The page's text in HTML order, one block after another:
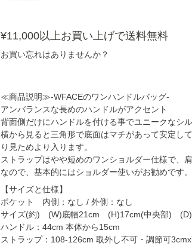
¥11,000以上お買い上げで送料無料
お買い忘れはありませんか？
≪商品説明≫-WFACEのワンハンドルバッグ-
アンバランスな長めのハンドルがアクセント
背面側だけにハンドルを付ける事でユニークなシ
横から見ると三角形で底面はマチがあって安定し
り見ためより入ります。
ストラップはやや短めのワンショルダー仕様で、
なので、基本的にはショルダー使いがお勧めです。
【サイズと仕様】
ポケット 内側：なし / 外側：なし
サイズ(約) (W)底幅21cm (H)17cm(中央部)
ハンドル：44cm 本体から15cm
ストラップ：108-126cm 取外し不可・調節可